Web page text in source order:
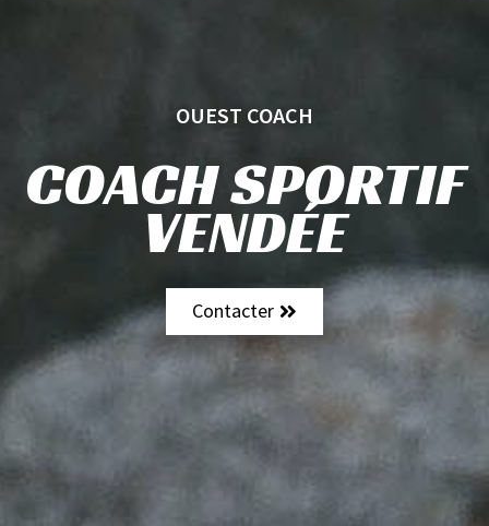
OUEST COACH
COACH SPORTIF
VENDÉE
Contacter